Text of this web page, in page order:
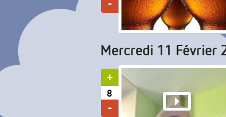
Mercredi 11 Février
8